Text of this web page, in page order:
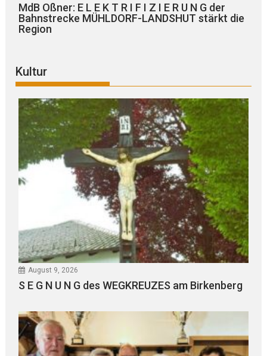
MdB Oßner: E L E K T R I F I Z I E R U N G der
Bahnstrecke MÜHLDORF-LANDSHUT stärkt die
Region
Kultur
August 9, 2026
S E G N U N G des WEGKREUZES am Birkenberg